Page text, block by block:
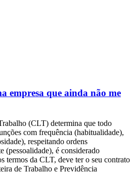
empresa que ainda não me
(CLT) determina que todo
com frequência (habitualidade),
respeitando ordens
(pessoalidade), é considerado
termos da CLT, deve ter o seu contrato
de Trabalho e Previdência